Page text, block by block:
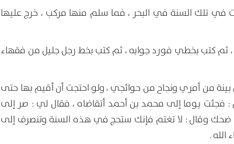
في تلك السنة في البحر ، فما سلم منها مركب ، خرج عليها
، ثم كتب بخطي فورد جوابه ، ثم كتب بخط رجل جليل من فقهاء
من أمري ونجاح من حوائجي ، ولو احتجت أن أقيم بها حتى
فجئت يوما إلى محمد بن أحمد أتقاضاه ، فقال لي : صر إلى
ضحك وقال : لا تغتم فإنك ستحج في هذه السنة وتنصرف إلى
.